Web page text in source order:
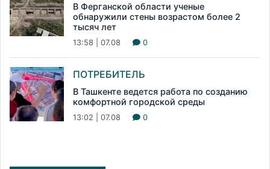
В Ферганской области ученые
обнаружили стены возрастом более 2
тысяч лет
13:58 | 07.08 0
ПОТРЕБИТЕЛЬ
В Ташкенте ведется работа по созданию
комфортной городской среды
13:02 | 07.08 0